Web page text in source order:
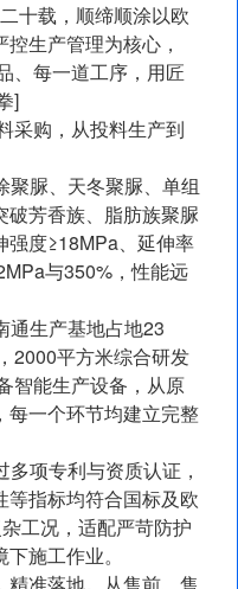
十载，顺缔顺涂以欧
生产管理为核心，
、每一道工序，用匠
]
采购，从投料生产到
脲、天冬聚脲、单组
芳香族、脂肪族聚脲
强度≥18MPa、延伸率
与350%，性能远
生产基地占地23
2000平方米综合研发
智能生产设备，从原
每一个环节均建立完整
项专利与资质认证，
指标均符合国标及欧
工况，适配严苛防护
施工作业。